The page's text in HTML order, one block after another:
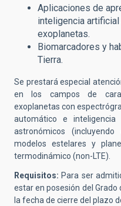
Aplicaciones de
inteligencia
exoplanetas.
Biomarcadores y
Tierra.
Se prestará especial
en los campos de
exoplanetas con
automático e
astronómicos
modelos estelares y
termodinámico (non-LTE).
Requisitos: Para ser
estar en posesión del
la fecha de cierre del plazo